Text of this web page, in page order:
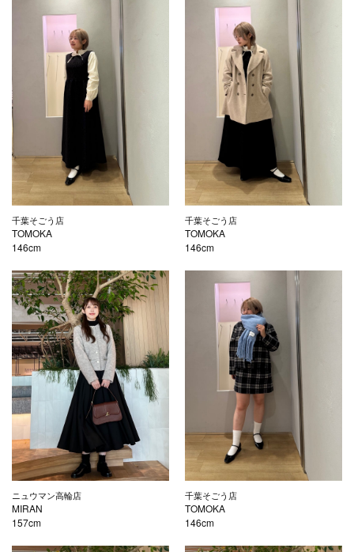
千葉そごう店
TOMOKA
146cm
千葉そごう店
TOMOKA
146cm
ニュウマン高輪店
MIRAN
157cm
千葉そごう店
TOMOKA
146cm